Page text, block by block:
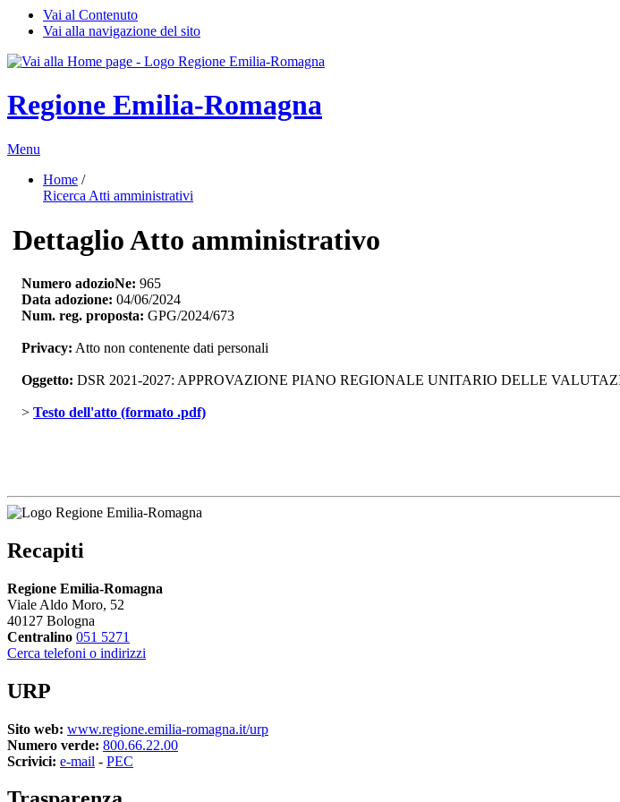
Vai al Contenuto
Vai alla navigazione del sito
Regione Emilia-Romagna
Menu
Home /
Ricerca Atti amministrativi
Dettaglio Atto amministrativo
Numero adozioNe: 965
Data adozione: 04/06/2024
Num. reg. proposta: GPG/2024/673
Privacy: Atto non contenente dati personali
Oggetto: DSR 2021-2027: APPROVAZIONE PIANO REGIONALE UNITARIO DELLE
> Testo dell'atto (formato .pdf)
Recapiti
Regione Emilia-Romagna
Viale Aldo Moro, 52
40127 Bologna
Centralino 051 5271
Cerca telefoni o indirizzi
URP
Sito web: www.regione.emilia-romagna.it/urp
Numero verde: 800.66.22.00
Scrivici: e-mail - PEC